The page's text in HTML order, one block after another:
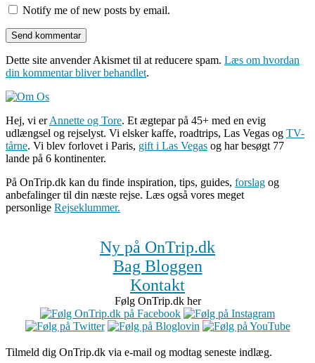
Notify me of new posts by email.
Dette site anvender Akismet til at reducere spam. Læs om hvordan
din kommentar bliver behandlet.
Hej, vi erAnnette og Tore. Et ægtepar på 45+ med en evig
udlængsel og rejselyst. Vi elsker kaffe, roadtrips, Las Vegas og TV-
tårne. Vi blev forlovet i Paris, gift i Las Vegas og har besøgt 77
lande på 6 kontinenter.
På OnTrip.dk kan du finde inspiration, tips, guides, forslag og
anbefalinger til din næste rejse. Læs også vores meget
personlige Rejseklummer.
Ny på OnTrip.dk
Bag Bloggen
Kontakt
Følg OnTrip.dk her
Tilmeld dig OnTrip.dk via e-mail og modtag seneste indlæg.